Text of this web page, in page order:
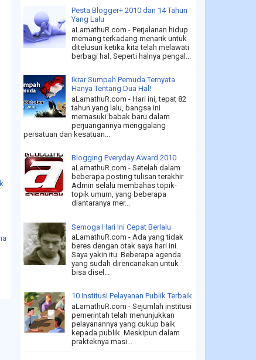
Pesta Blogger+ 2010 dan 14 Tahun
Yang Lalu
aLamathuR.com - Perjalanan hidup
memang terkadang menarik untuk
ditelusuri ketika kita telah melawati
berbagi hal. Seperti halnya pengal...
Ikrar Sumpah Pemuda Ternyata
Hanya Tentang Dua Hal!
aLamathuR.com - Hari ini, tepat 82
tahun yang lalu, bangsa ini
memasuki babak baru dalam
perjuangannya menggalang
persatuan dan kesatuan...
Blogging Everyday Award 2010
aLamathuR.com - Setelah dalam
beberapa posting tulisan terakhir
Admin selalu membahas topik-
topik umum, yang beberapa
diantaranya mer...
Semoga Hari Ini Cepat Berlalu
aLamathuR.com - Ada yang tidak
beres dengan otak saya hari ini.
Saya yakin itu. Beberapa agenda
yang sudah direncanakan untuk
bisa disel...
10 Institusi Pelayanan Publik Terbaik
aLamathuR.com - Sejumlah institusi
pemerintah telah menunjukkan
pelayanannya yang cukup baik
kepada publik. Meskipun dalam
prakteknya masi...